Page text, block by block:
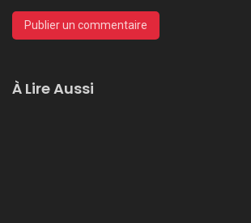
À Lire Aussi